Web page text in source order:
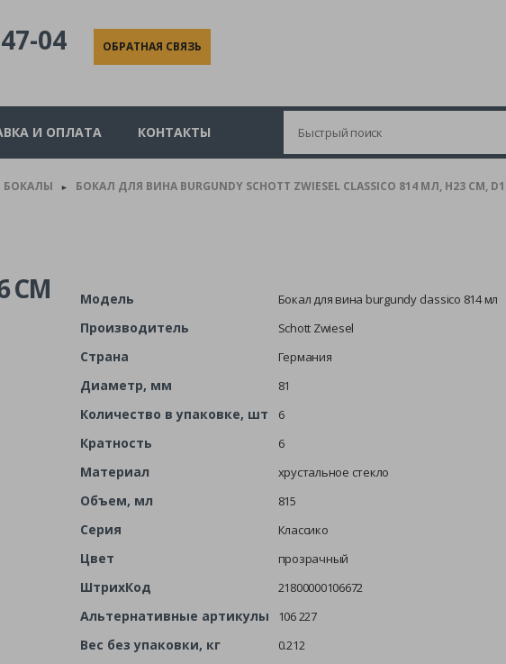
04 ОБРАТНАЯ СВЯЗЬ
И ОПЛАТА КОНТАКТЫ
БОКАЛЫ ► БОКАЛ ДЛЯ ВИНА BURGUNDY SCHOTT ZWIESEL CLASSICO 814 МЛ, H23 СМ,
СМ
Модель Бокал для вина burgundy classico 814 мл
Производитель Schott Zwiesel
Страна Германия
Диаметр, мм 81
Количество в упаковке, шт 6
Кратность 6
Материал хрустальное стекло
Объем, мл 815
Серия Классико
Цвет прозрачный
ШтрихКод 21800000106672
Альтернативные артикулы 106 227
Вес без упаковки, кг 0.212